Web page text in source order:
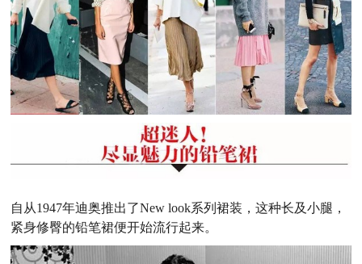
自从1947年迪奥推出了New look系列裙装，这种长及小腿，
紧身修臀的铅笔裙便开始流行起来。